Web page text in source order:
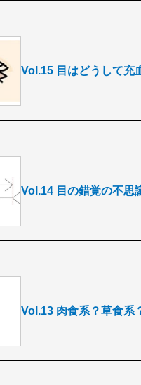
Vol.15 目はどうして充
Vol.14 目の錯覚の不思
Vol.13 肉食系？草食系